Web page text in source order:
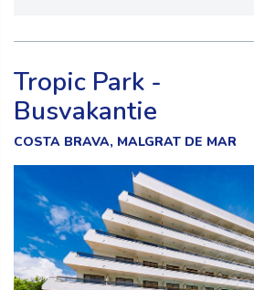
Tropic Park -
Busvakantie
COSTA BRAVA, MALGRAT DE MAR